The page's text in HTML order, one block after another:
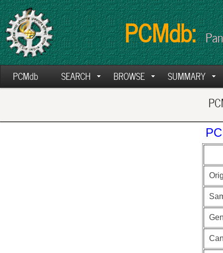
PCMdb:
PCMdb SEARCH BROWSE SUMMARY